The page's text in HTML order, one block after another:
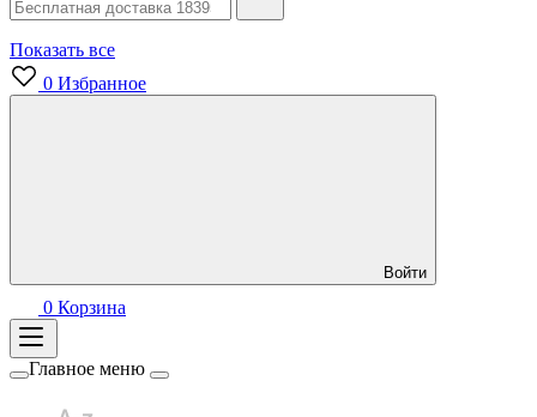
Показать все
0 Избранное
Войти
0 Корзина
Главное меню